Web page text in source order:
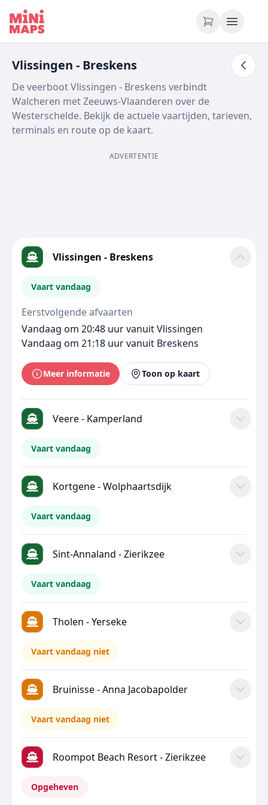
Ga naar inhoud
Vlissingen - Breskens
De veerboot Vlissingen - Breskens verbindt
Walcheren met Zeeuws-Vlaanderen over de
Westerschelde. Bekijk de actuele vaartijden, tarieven,
terminals en route op de kaart.
ADVERTENTIE
Vlissingen - Breskens
Vaart vandaag
Eerstvolgende afvaarten
Vandaag om 20:48 uur vanuit Vlissingen
Vandaag om 21:18 uur vanuit Breskens
Meer informatie Toon op kaart
Veere - Kamperland
Vaart vandaag
Kortgene - Wolphaartsdijk
Vaart vandaag
Sint-Annaland - Zierikzee
Vaart vandaag
Tholen - Yerseke
Vaart vandaag niet
Bruinisse - Anna Jacobapolder
Vaart vandaag niet
Roompot Beach Resort - Zierikzee
Opgeheven